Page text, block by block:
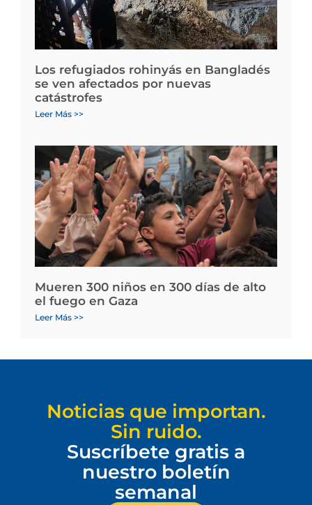
Los refugiados rohinyás en Bangladés
se ven afectados por nuevas
catástrofes
Leer Más >>
Mueren 300 niños en 300 días de alto
el fuego en Gaza
Leer Más >>
Noticias que importan.
Sin ruido.
Suscríbete gratis a
nuestro boletín
semanal